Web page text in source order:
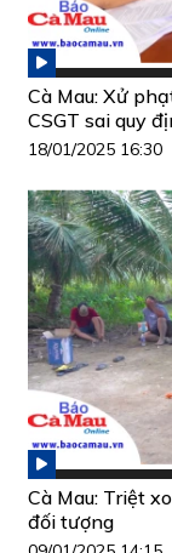
Cà Mau: Xử
CSGT sai quy
18/01/2025 16:30
Cà Mau: Triệt
đối tượng